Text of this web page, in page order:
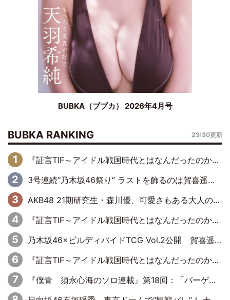
BUBKA（ブブカ） 2026年4月号
BUBKA RANKING 23:30更新
『証言TIF～アイドル戦国時代とはなんだったのか～』第6回：でんぱ組.inc・古川未鈴×相沢梨紗「『ハロプロやりたかったな』って言ったら、夢眠ねむさんに『てめえはでんぱ組．incなんだよ！』って肩パンされて(笑)」
3号連続“乃木坂46祭り” ラストを飾るのは賀喜遥香…5年ぶりの登場に「5年分大人になった私を見ていただけたら」
AKB48 21期研究生・森川優、可愛さもある大人の女性に
『証言TIF～アイドル戦国時代とはなんだったのか～』第10回：さくら学院・武藤彩未×飯田らうら「正直、中3で辞めるというのを信じてなくて。そう言われてはいたけど、嘘でしょって」
乃木坂46×ビルディバイドTCG Vol.2公開 賀喜遥香＆田村真佑が『京まふ』ステージに登壇
『証言TIF～アイドル戦国時代とはなんだったのか～』第11回：私立恵比寿中学・真山りか×安本彩花「TIFで10年ぶりのキョンシーメイクをしたら、場を完全に引かせてしまって。時代が変わったんだなって」
『僕青 須永心海のソロ連載』第18回：「バーゲンセールハンターみうな inしまむら」編